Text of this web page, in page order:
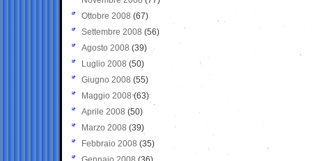
Ottobre 2008 (67)
Settembre 2008 (56)
Agosto 2008 (39)
Luglio 2008 (50)
Giugno 2008 (55)
Maggio 2008(63)
Aprile 2008 (50)
Marzo 2008 (39)
Febbraio 2008 (35)